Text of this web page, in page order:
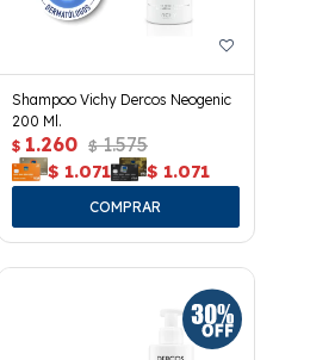
Shampoo Vichy Dercos Neogenic
200 Ml.
$ 1.260 $ 1.575
$ 1.071 $ 1.071